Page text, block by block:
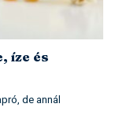
íze és
de annál